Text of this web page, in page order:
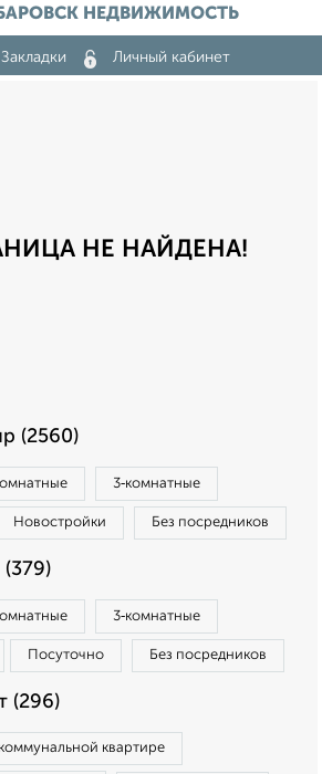
НЕДВИЖИМОСТЬ
Закладки Личный кабинет
НЕ НАЙДЕНА!
(2560)
3‑комнатные
Новостройки Без посредников
3‑комнатные
Посуточно Без посредников
(296)
квартире